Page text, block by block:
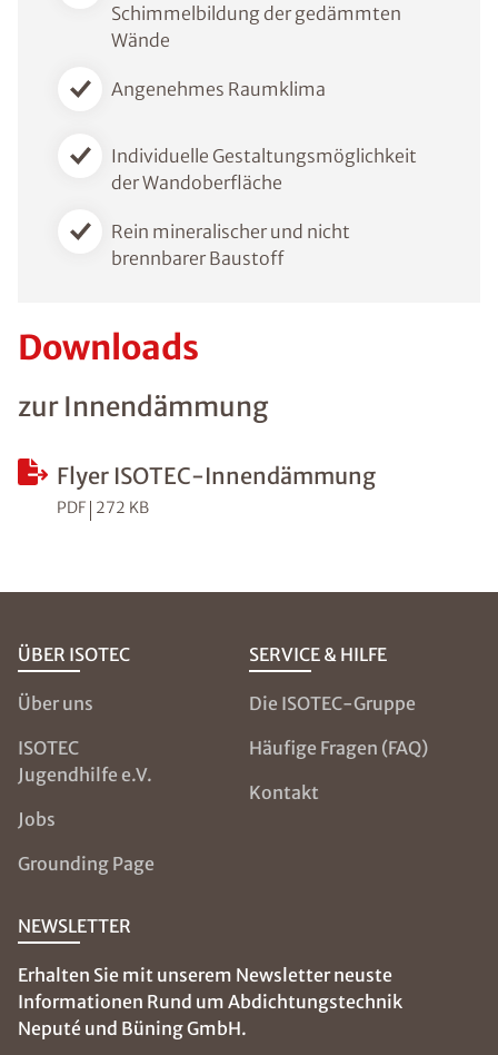
Schimmelbildung der gedämmten
Wände
Angenehmes Raumklima
Individuelle Gestaltungsmöglichkeit
der Wandoberfläche
Rein mineralischer und nicht
brennbarer Baustoff
Downloads
zur Innendämmung
Flyer ISOTEC-Innendämmung
PDF 272 KB
ÜBER ISOTEC
Über uns
ISOTEC
Jugendhilfe e.V.
Jobs
Grounding Page
SERVICE & HILFE
Die ISOTEC-Gruppe
Häufige Fragen (FAQ)
Kontakt
NEWSLETTER
Erhalten Sie mit unserem Newsletter neuste
Informationen Rund um Abdichtungstechnik
Neputé und Büning GmbH.